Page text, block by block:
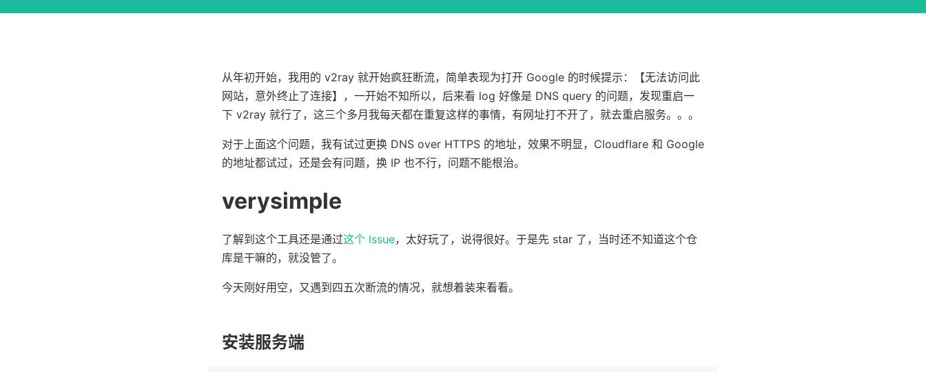
从年初开始，我用的 v2ray 就开始疯狂断流，简单表现为打开 Google 的时候提示：【无法访问此
网站，意外终止了连接】，一开始不知所以，后来看 log 好像是 DNS query 的问题，发现重启一
下 v2ray 就行了，这三个多月我每天都在重复这样的事情，有网址打不开了，就去重启服务。。。
对于上面这个问题，我有试过更换 DNS over HTTPS 的地址，效果不明显，Cloudflare 和 Google
的地址都试过，还是会有问题，换 IP 也不行，问题不能根治。
verysimple
了解到这个工具还是通过这个 Issue，太好玩了，说得很好。于是先 star 了，当时还不知道这个仓
库是干嘛的，就没管了。
今天刚好用空，又遇到四五次断流的情况，就想着装来看看。
安装服务端